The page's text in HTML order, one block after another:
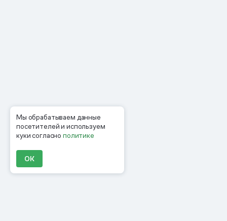
Мы обрабатываем данные
посетителей и используем
куки согласнополитике
ОК